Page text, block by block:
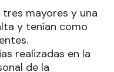
mayores y una
y tenían como
realizadas en la
de la